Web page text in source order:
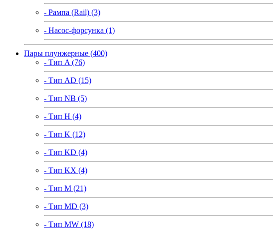
- Рампа (Rail) (3)
- Насос-форсунка (1)
Пары плунжерные (400)
- Тип A (76)
- Тип AD (15)
- Тип NB (5)
- Тип H (4)
- Тип K (12)
- Тип KD (4)
- Тип KX (4)
- Тип M (21)
- Тип MD (3)
- Тип MW (18)